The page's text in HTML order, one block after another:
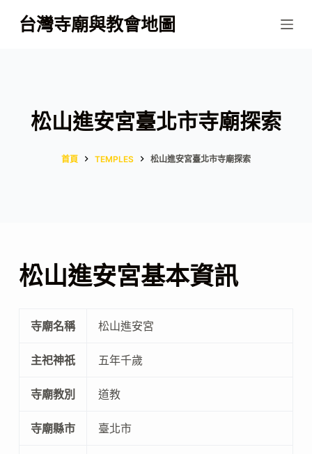
跳
至
台灣寺廟與教會地圖
松山進安宮臺北市寺廟探索
首頁 TEMPLES 松山進安宮臺北市寺廟探索
松山進安宮基本資訊
寺廟名稱 松山進安宮
主祀神祇 五年千歲
寺廟教別 道教
寺廟縣市 臺北市